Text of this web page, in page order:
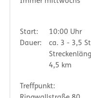
Start:
10:00 Uhr
Dauer:
ca. 3 - 3,5
4,5 km
Treffpunkt: